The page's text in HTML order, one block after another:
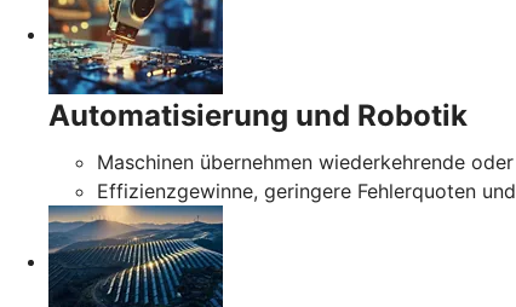
Automatisierung und Robotik
Maschinen übernehmen wiederkehrende
Effizienzgewinne, geringere Fehlerquoten